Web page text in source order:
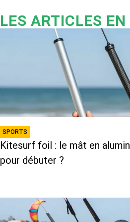
LES ARTICLES
SPORTS
Kitesurf foil : le mât en
pour débuter ?